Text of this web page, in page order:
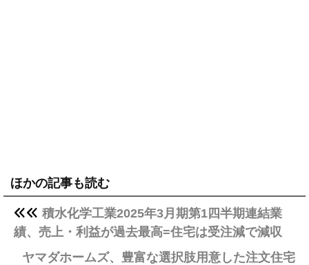
ほかの記事も読む
積水化学工業2025年3月期第1四半期連結業
績、売上・利益が過去最高=住宅は受注減で減収
ヤマダホームズ、豊富な選択肢用意した注文住宅